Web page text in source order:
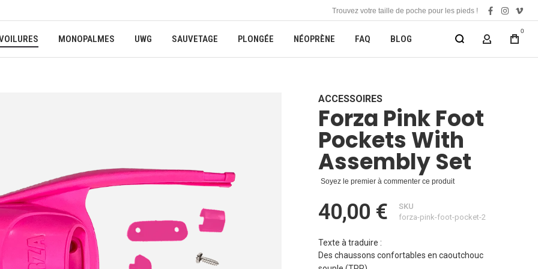
Trouvez votre taille de poche pour les pieds !
facebook
MONOPALMES UWG SAUVETAGE PLONGÉE NÉOPRÈNE FAQ BLOG MON
0
ACCESSOIRES
Forza Pink Foot
Pockets With
Assembly Set
Soyez le premier à commenter ce produit
40,00 €
SKU
forza-pink-foot-pocket-2
Texte à traduire :
Des chaussons confortables en caoutchouc